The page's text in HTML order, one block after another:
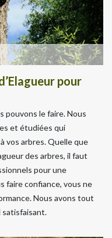
pour
pouvons le faire. Nous
et étudiées qui
vos arbres. Quelle que
des arbres, il faut
pour une
faire confiance, vous ne
Nous avons tout
satisfaisant.